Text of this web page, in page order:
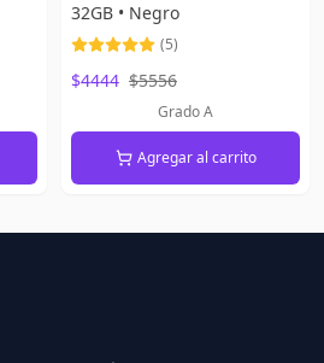
32GB • Negro
(5)
$4444 $5556
Grado A
Agregar al carrito